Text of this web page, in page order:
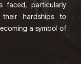
faced, particularly
their hardships to
a symbol of